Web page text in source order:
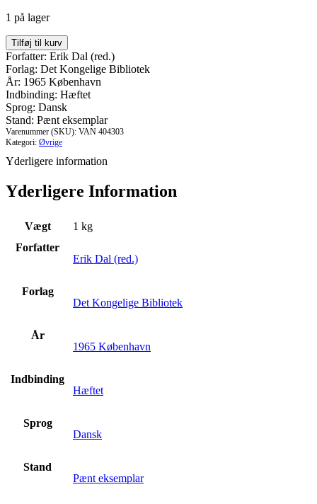
1 på lager
Islandske
håndskrifter
og
dansk
kultur
antal
Tilføj til kurv
Forfatter: Erik Dal (red.)
Forlag: Det Kongelige Bibliotek
År: 1965 København
Indbinding: Hæftet
Sprog: Dansk
Stand: Pænt eksemplar
Varenummer (SKU): VAN 404303
Kategori: Øvrige
Yderligere information
Yderligere Information
Vægt
1 kg
Forfatter
Erik Dal (red.)
Forlag
Det Kongelige Bibliotek
År
1965 København
Indbinding
Hæftet
Sprog
Dansk
Stand
Pænt eksemplar